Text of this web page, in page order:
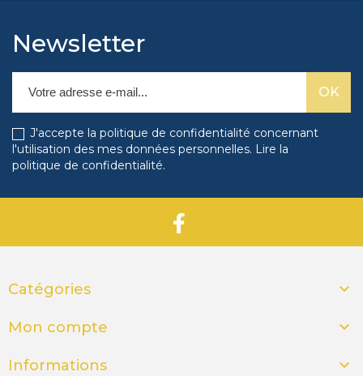
Newsletter
J'accepte la politique de confidentialité concernant
l'utilisation des mes données personnelles. Lire la
politique de confidentialité.
Catégories 
Mon compte 
Informations 